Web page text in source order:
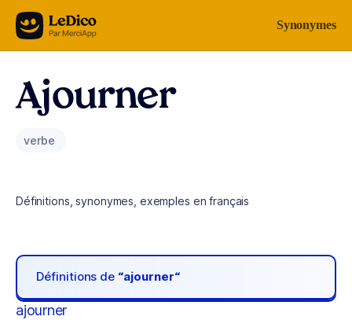
Aller au contenu Synonymes
Ajourner
verbe
Définitions, synonymes, exemples en français
Définitions de “ajourner“
ajourner